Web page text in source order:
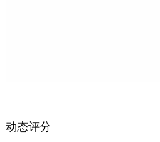
动态评分